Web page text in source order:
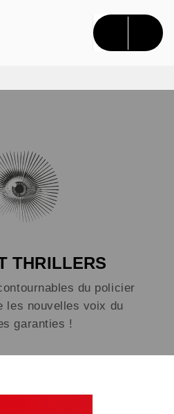
CONTENU
THRILLERS
du policier
les nouvelles voix du
garanties !